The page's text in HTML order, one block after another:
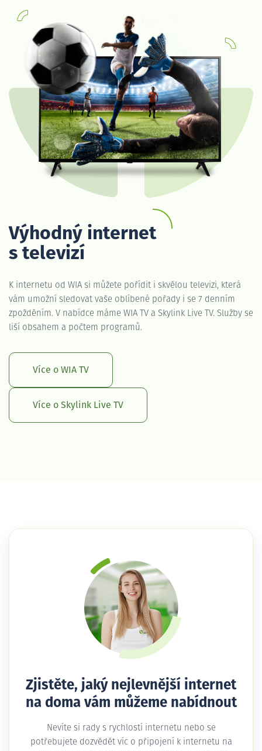
Výhodný internet
s televizí
K internetu od WIA si můžete pořídit i skvělou televizi, která
vám umožní sledovat vaše oblíbené pořady i se 7 denním
zpožděním. V nabídce máme WIA TV a Skylink Live TV. Služby se
liší obsahem a počtem programů.
Více o WIA TV
Více o Skylink Live TV
Zjistěte, jaký nejlevnější internet
na doma vám můžeme nabídnout
Nevíte si rady s rychlostí internetu nebo se
potřebujete dozvědět víc o připojení k internetu na